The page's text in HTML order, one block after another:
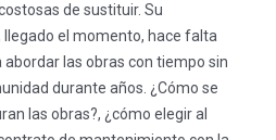
de sustituir. Su
el momento, hace falta
las obras con tiempo sin
durante años. ¿Cómo se
las obras?, ¿cómo elegir al